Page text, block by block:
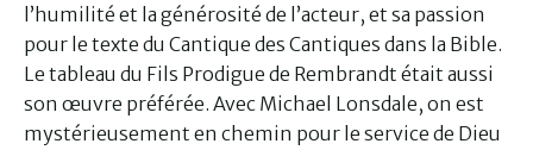
l’humilité et la générosité de l’acteur, et sa passion
pour le texte du Cantique des Cantiques dans la Bible.
Le tableau du Fils Prodigue de Rembrandt était aussi
son œuvre préférée. Avec Michael Lonsdale, on est
mystérieusement en chemin pour le service de Dieu